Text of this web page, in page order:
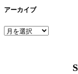
アーカイブ
ア